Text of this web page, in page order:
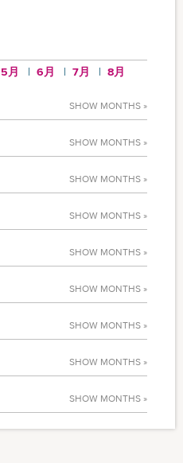
5月 6月 7月 8月
SHOW MONTHS »
SHOW MONTHS »
SHOW MONTHS »
SHOW MONTHS »
SHOW MONTHS »
SHOW MONTHS »
SHOW MONTHS »
SHOW MONTHS »
SHOW MONTHS »